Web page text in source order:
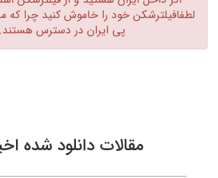
لطفافیلترشکن خود را خاموش کنید چرا که
پی ایران در دسترس هستند.‏
مقالات دانلود شده اخیر